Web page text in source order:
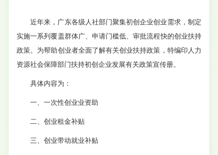
近年来，广东各级人社部门聚集初创企业创业需求，制定
实施一系列覆盖群体广、申请门槛低、审批流程快的创业扶持
政策。为帮助创业者全面了解有关创业扶持政策，特编印人力
资源社会保障部门扶持初创企业发展有关政策宣传册。
具体内容为：
一、一次性创业业资助
二、创业租金补贴
三、创业带动就业补贴